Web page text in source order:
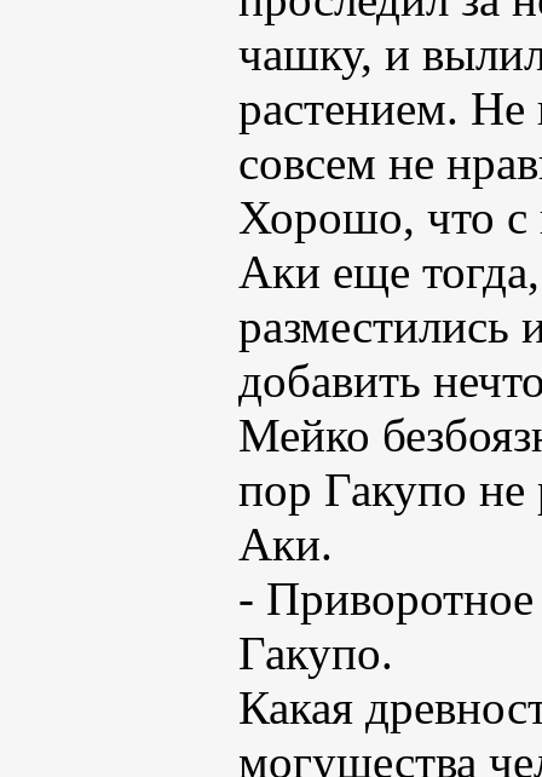
чашку, и
растением. Не
совсем не
Хорошо, что с
Аки еще
разместились
добавить
Мейко
пор Гакупо не
Аки.
- Приворотное
Гакупо.
Какая
могущества